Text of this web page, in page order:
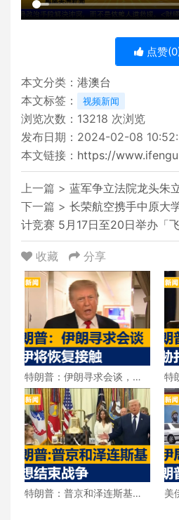
点赞(0
本文分类： 港澳台
本文标签：
视频新闻
浏览次数： 13218 次浏览
发布日期：2024-02-08
本文链接： https://
上一篇 > 蓝军争立法院龙头朱
下一篇 > 长荣航空携手中原大
计竞赛 5月17日至20日举办「
收藏 分享
特朗普：伊朗寻求会谈，美
伊将恢复接触
特
朗
特朗普：普京和泽连斯基都
美